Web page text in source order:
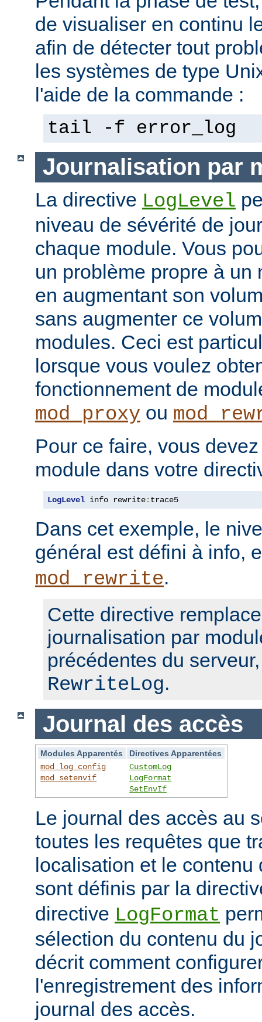
de visualiser en continu
afin de détecter tout
les systèmes de type
l'aide de la commande :
tail -f error_log
Journalisation par
La directive LogLevel
niveau de sévérité de
chaque module. Vous
un problème propre à un
en augmentant son
sans augmenter ce
modules. Ceci est
lorsque vous voulez
fonctionnement de
mod_proxy ou
Pour ce faire, vous
module dans votre
LogLevel info rewrite: trace5
Dans cet exemple, le
général est défini à info,
mod_rewrite.
Cette directive
journalisation par
précédentes du
RewriteLog.
Journal des accès
Modules Apparentés
Directives Apparentées
mod_log_config
mod_setenvif
CustomLog
LogFormat
SetEnvIf
Le journal des accès au
toutes les requêtes que
localisation et le
sont définis par la
directive LogFormat
sélection du contenu du
décrit comment
l'enregistrement des
journal des accès.